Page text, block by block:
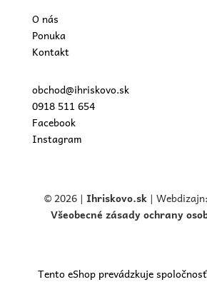
O nás
Ponuka
Kontakt
obchod@ihriskovo.sk
0918 511 654
Facebook
Instagram
© 2026 | Ihriskovo.sk| Webdizajn:
Všeobecné zásady ochrany
Tento eShop prevádzkuje